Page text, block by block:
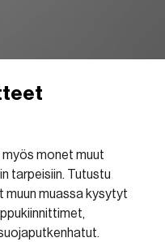
monet muut
tarpeisiin. Tutustu
muun muassa kysytyt